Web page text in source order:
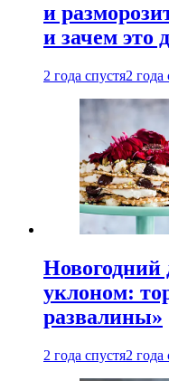
и
и зачем это
2 года спустя2 года
Новогодний
уклоном:
развалины»
2 года спустя2 года